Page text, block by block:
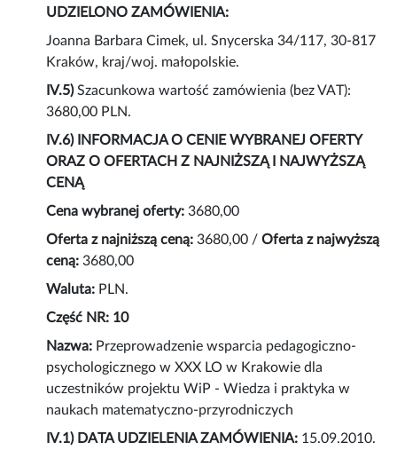
UDZIELONO ZAMÓWIENIA:
Joanna Barbara Cimek, ul. Snycerska 34/117, 30-817
Kraków, kraj/woj. małopolskie.
IV.5)Szacunkowa wartość zamówienia (bez VAT):
3680,00 PLN.
IV.6)
INFORMACJA O CENIE WYBRANEJ OFERTY
ORAZ O OFERTACH Z NAJNIŻSZĄ I NAJWYŻSZĄ
CENĄ
Cena wybranej oferty: 3680,00
Oferta z najniższą ceną: 3680,00 / Oferta z najwyższą
ceną: 3680,00
Waluta: PLN.
Część NR: 10
Nazwa: Przeprowadzenie wsparcia pedagogiczno-
psychologicznego w XXX LO w Krakowie dla
uczestników projektu WiP - Wiedza i praktyka w
naukach matematyczno-przyrodniczych
IV.1) DATA UDZIELENIA ZAMÓWIENIA: 15.09.2010.